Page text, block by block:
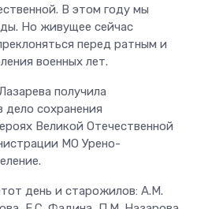
В этом году мы
Но живущее сейчас
перед ратным и
военных лет.
получила
дело сохранения
Великой Отечественной
МО Урено-
день и старожилов: А.М.